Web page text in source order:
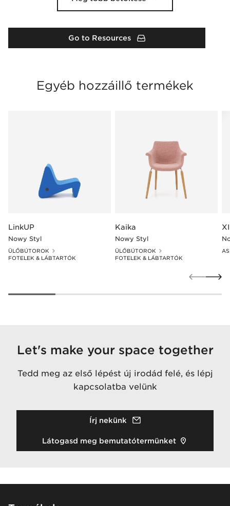
Go to Resources
Egyéb hozzáillő termékek
LinkUP
Nowy Styl
ÜLŐBÚTOROK
FOTELEK & LÁBTARTÓK
Kaika
Nowy Styl
ÜLŐBÚTOROK
FOTELEK & LÁBTARTÓK
Let's make your space together
Tedd meg az első lépést új irodád felé, és lépj
kapcsolatba velünk
Írj nekünk
Látogasd meg bemutatótermünket